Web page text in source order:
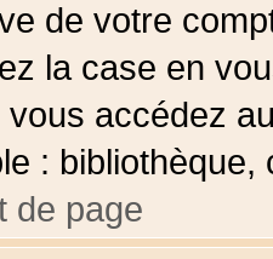
de votre
la case en
accédez
:
de page